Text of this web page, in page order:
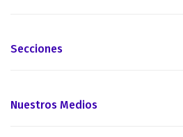
Secciones
Nuestros Medios